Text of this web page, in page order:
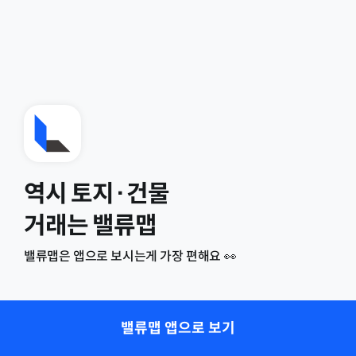
역시 토지·건물
거래는 밸류맵
밸류맵은 앱으로 보시는게 가장 편해요 👀
밸류맵 앱으로 보기